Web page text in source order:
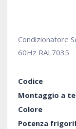
Condizionatore
60Hz RAL7035
Codice
Montaggio a
Colore
Potenza